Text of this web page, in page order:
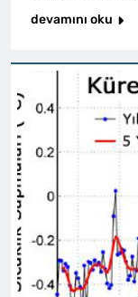
devamını oku